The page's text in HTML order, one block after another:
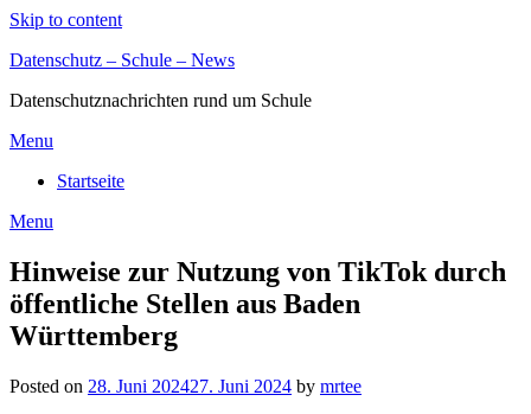
Skip to content
Datenschutz – Schule – News
Datenschutznachrichten rund um Schule
Menu
Startseite
Menu
Hinweise zur Nutzung von TikTok durch
öffentliche Stellen aus Baden
Württemberg
Posted on 28. Juni 202427. Juni 2024 by mrtee